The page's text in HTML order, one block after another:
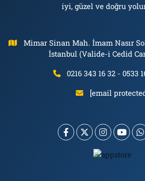
iyi, güzel ve doğru
Mimar Sinan Mah. İmam Nasır
İstanbul (Valide-i Cedid
0216 343 16 32 - 0533
[email